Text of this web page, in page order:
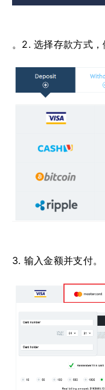
。2. 选择存款方式
3. 输入金额并支付。